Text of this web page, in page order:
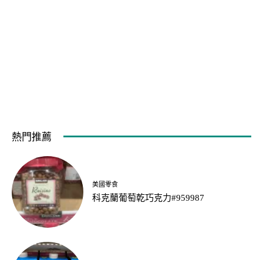
熱門推薦
美國零食
科克蘭葡萄乾巧克力#959987